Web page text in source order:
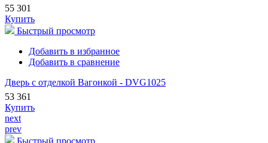
55 301
Купить
Быстрый просмотр
Добавить в избранное
Добавить в сравнение
Дверь с отделкой Вагонкой - DVG1025
53 361
Купить
next
prev